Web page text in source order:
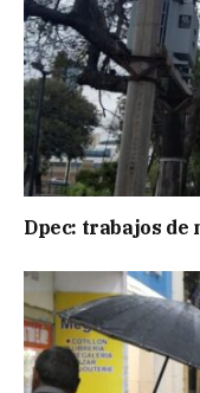
Dpec: trabajos